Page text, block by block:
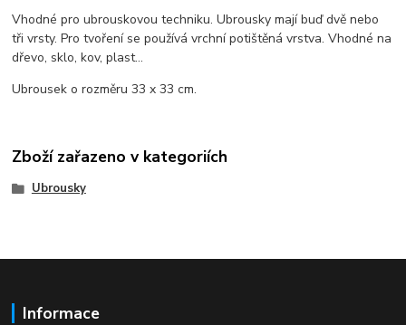
Vhodné pro ubrouskovou techniku. Ubrousky mají buď dvě nebo
tři vrsty. Pro tvoření se používá vrchní potištěná vrstva. Vhodné na
dřevo, sklo, kov, plast...
Ubrousek o rozměru 33 x 33 cm.
Zboží zařazeno v kategoriích
Ubrousky
Informace